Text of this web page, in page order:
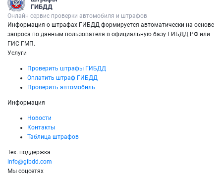
ГИБДД
Онлайн сервис проверки автомобиля и штрафов
Информация о штрафах ГИБДД формируется автоматически на основе
запроса по данным пользователя в официальную базу ГИБДД РФ или
ГИС ГМП.
Услуги
Проверить штрафы ГИБДД
Оплатить штраф ГИБДД
Проверить автомобиль
Информация
Новости
Контакты
Таблица штрафов
Тех. поддержка
info@gibdd.com
Мы соцсетях